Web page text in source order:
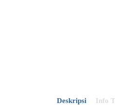
Deskripsi Info